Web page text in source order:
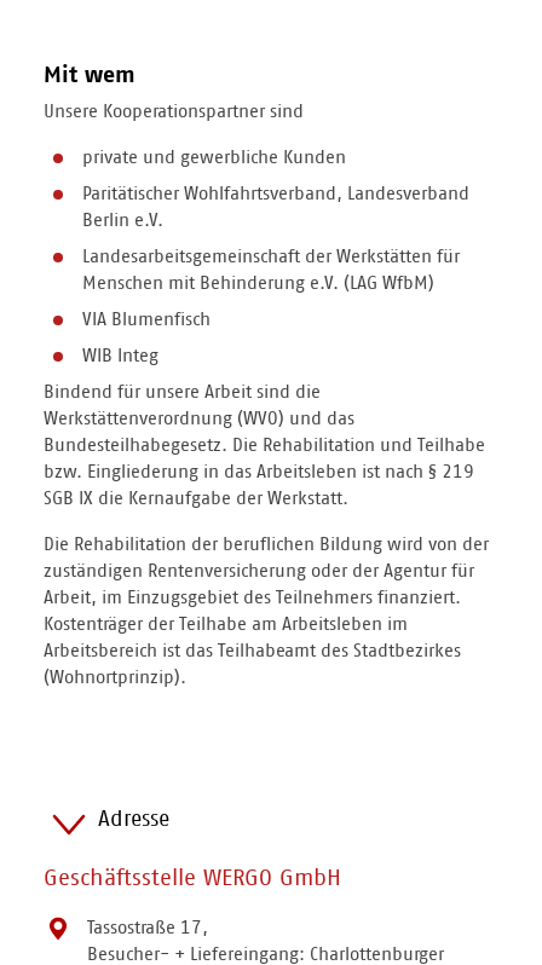
Mit wem
Unsere Kooperationspartner sind
private und gewerbliche Kunden
Paritätischer Wohlfahrtsverband, Landesverband
Berlin e.V.
Landesarbeitsgemeinschaft der Werkstätten für
Menschen mit Behinderung e.V. (LAG WfbM)
VIA Blumenfisch
WIB Integ
Bindend für unsere Arbeit sind die
Werkstättenverordnung (WVO) und das
Bundesteilhabegesetz. Die Rehabilitation und Teilhabe
bzw. Eingliederung in das Arbeitsleben ist nach § 219
SGB IX die Kernaufgabe der Werkstatt.
Die Rehabilitation der beruflichen Bildung wird von der
zuständigen Rentenversicherung oder der Agentur für
Arbeit, im Einzugsgebiet des Teilnehmers finanziert.
Kostenträger der Teilhabe am Arbeitsleben im
Arbeitsbereich ist das Teilhabeamt des Stadtbezirkes
(Wohnortprinzip).
Adresse
Geschäftsstelle WERGO GmbH
Tassostraße 17,
Besucher- + Liefereingang: Charlottenburger